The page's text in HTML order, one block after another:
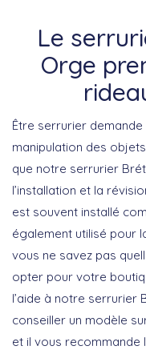
Le
Orge
Être serrurier
manipulation des
que notre serrurier
l’installation et la
est souvent installé
également utilisé pour
vous ne savez pas
opter pour votre
l’aide à notre serrurier
conseiller un modèle
et il vous